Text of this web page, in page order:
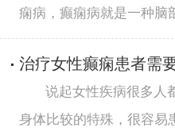
痫病，癫痫病就是一种脑
治疗女性癫痫患者需
说起女性疾病很多人
身体比较的特殊，很容易